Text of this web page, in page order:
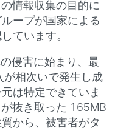
情報収集の目的に
ープが国家による
ています。
侵害に始まり、最
相次いで発生し成
は特定できていま
抜き取った 165MB
から、被害者がタ